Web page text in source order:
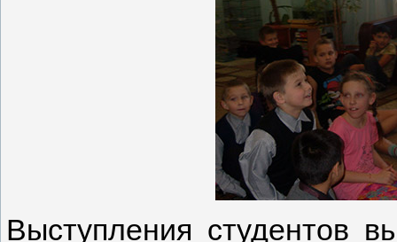
Выступления студентов